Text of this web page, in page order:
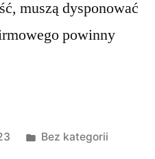
muszą dysponować
powinny
Posted
Bez kategorii